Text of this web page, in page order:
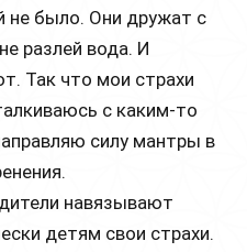
не было. Они дружат с
разлей вода. И
Так что мои страхи
с каким-то
силу мантры в
навязывают
детям свои страхи.